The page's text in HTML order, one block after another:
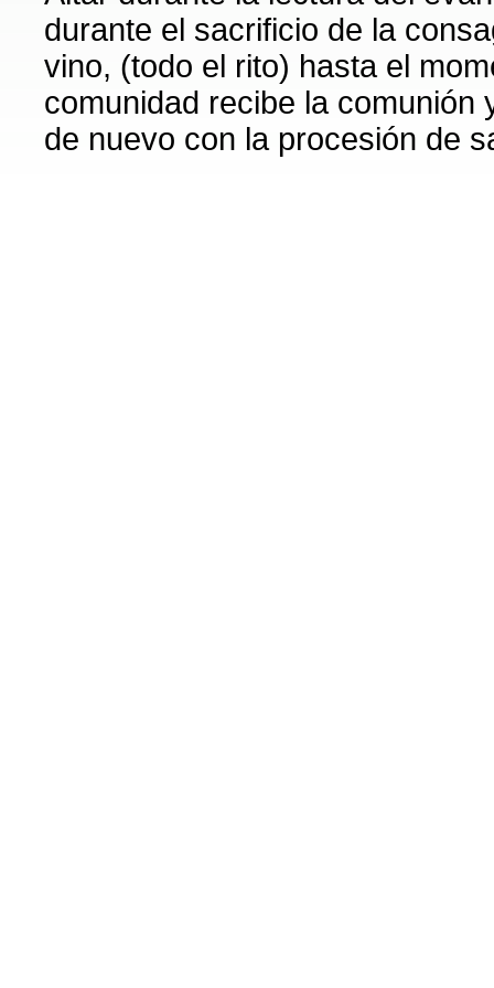
durante el sacrificio de la
vino, (todo el rito) hasta el
comunidad recibe la comunión
de nuevo con la procesión de